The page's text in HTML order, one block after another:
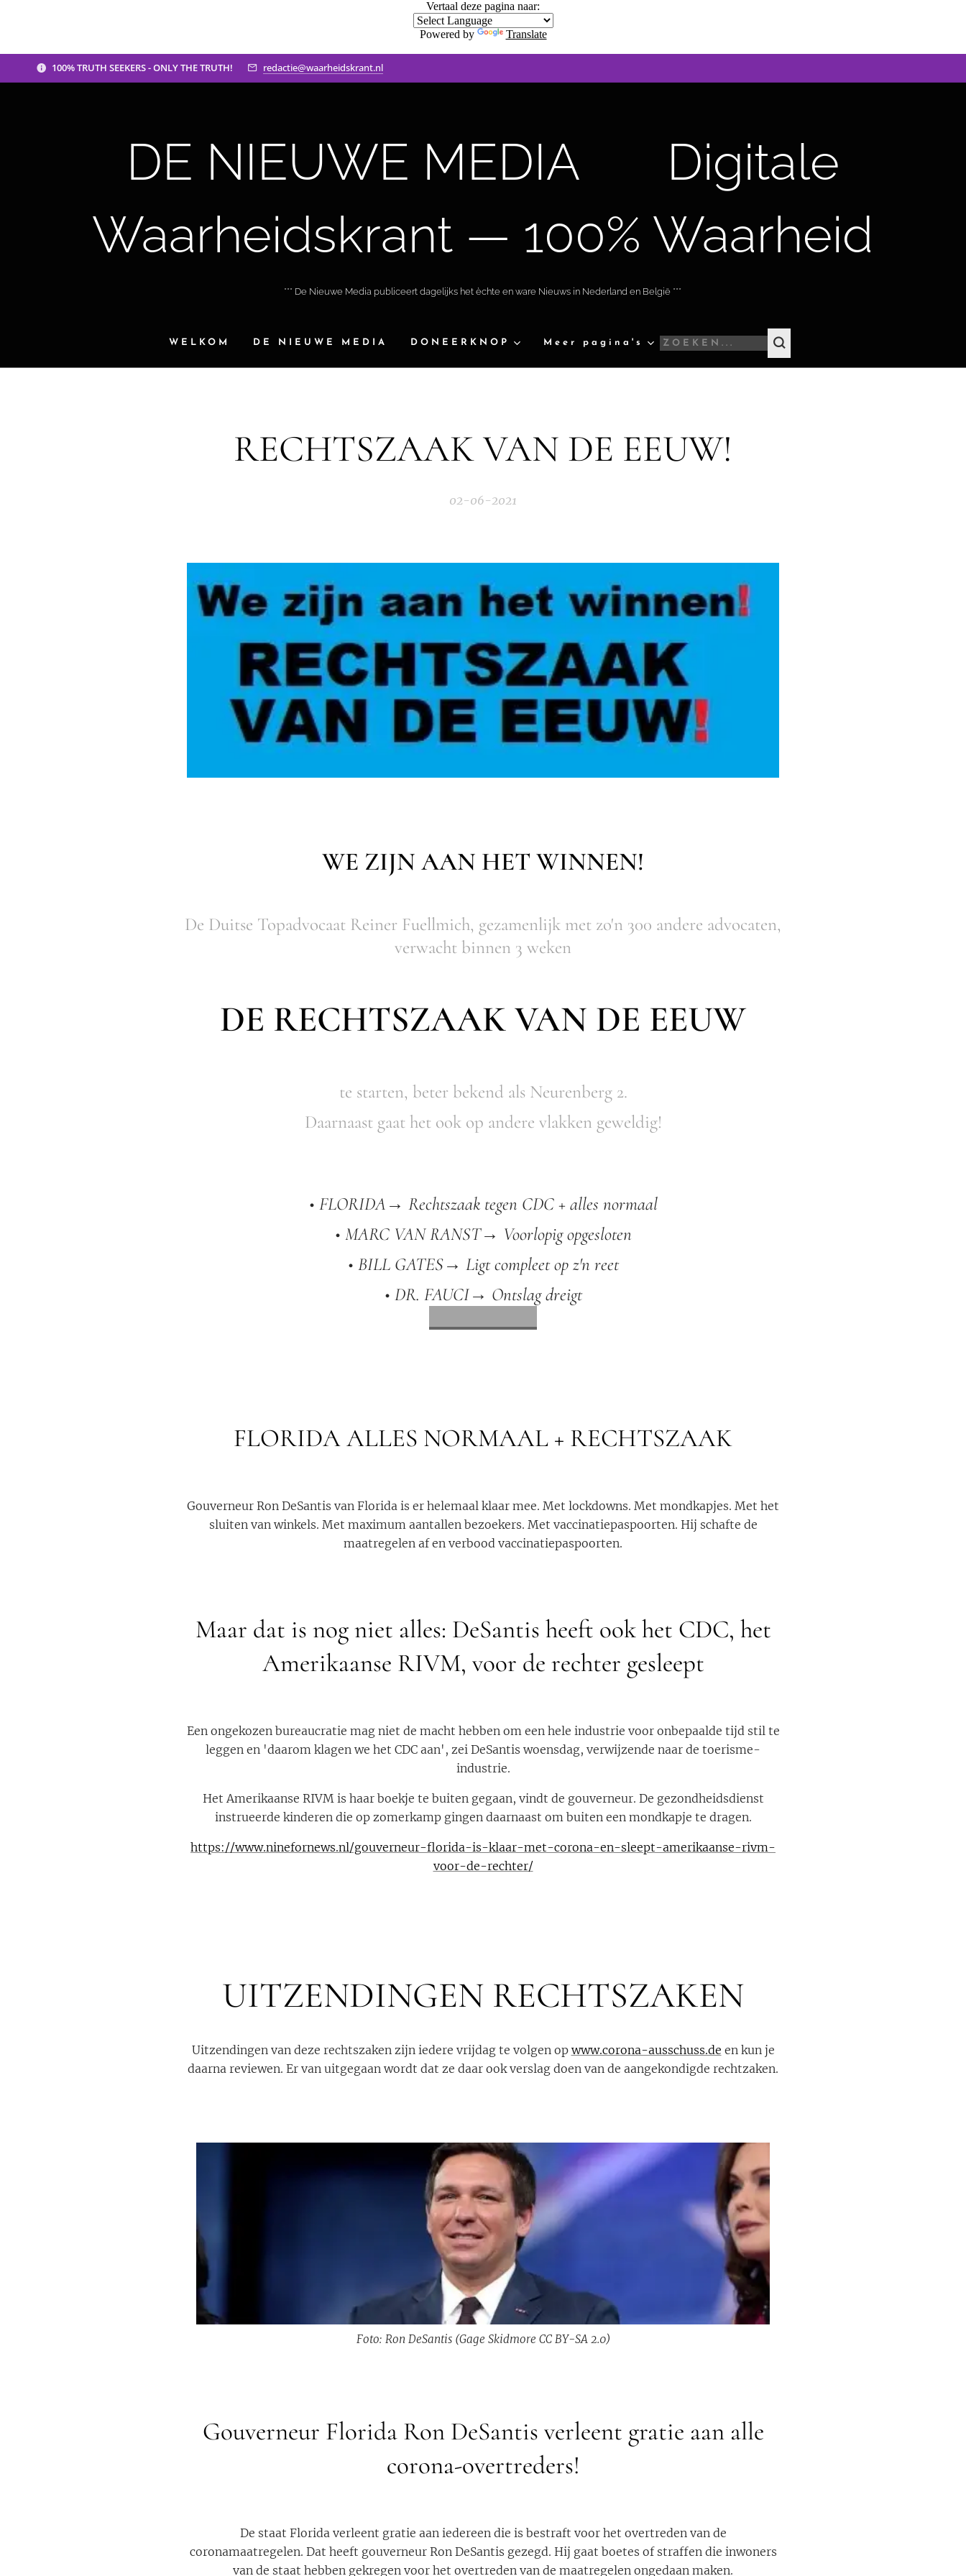
Vertaal deze pagina naar:
Powered by Translate
100% TRUTH SEEKERS - ONLY THE TRUTH! redactie@waarheidskrant.nl
DE NIEUWE MEDIA 🟣 Digitale
Waarheidskrant — 100% Waarheid
*** De Nieuwe Media publiceert dagelijks het èchte en ware Nieuws in Nederland en België ***
WELKOM DE NIEUWE MEDIA DONEERKNOP Meer pagina's
RECHTSZAAK VAN DE EEUW!
02-06-2021
WE ZIJN AAN HET WINNEN!
De Duitse Topadvocaat Reiner Fuellmich, gezamenlijk met zo'n 300 andere advocaten,
verwacht binnen 3 weken
DE RECHTSZAAK VAN DE EEUW
te starten, beter bekend als Neurenberg 2.
Daarnaast gaat het ook op andere vlakken geweldig!
• FLORIDA→ Rechtszaak tegen CDC + alles normaal
• MARC VAN RANST→ Voorlopig opgesloten
• BILL GATES→ Ligt compleet op z'n reet
• DR. FAUCI→ Ontslag dreigt
FLORIDA ALLES NORMAAL + RECHTSZAAK
Gouverneur Ron DeSantis van Florida is er helemaal klaar mee. Met lockdowns. Met mondkapjes. Met het
sluiten van winkels. Met maximum aantallen bezoekers. Met vaccinatiepaspoorten. Hij schafte de
maatregelen af en verbood vaccinatiepaspoorten.
Maar dat is nog niet alles: DeSantis heeft ook het CDC, het
Amerikaanse RIVM, voor de rechter gesleept
Een ongekozen bureaucratie mag niet de macht hebben om een hele industrie voor onbepaalde tijd stil te
leggen en 'daarom klagen we het CDC aan', zei DeSantis woensdag, verwijzende naar de toerisme-
industrie.
Het Amerikaanse RIVM is haar boekje te buiten gegaan, vindt de gouverneur. De gezondheidsdienst
instrueerde kinderen die op zomerkamp gingen daarnaast om buiten een mondkapje te dragen.
https://www.ninefornews.nl/gouverneur-florida-is-klaar-met-corona-en-sleept-amerikaanse-rivm-
voor-de-rechter/
UITZENDINGEN RECHTSZAKEN
Uitzendingen van deze rechtszaken zijn iedere vrijdag te volgen op www.corona-ausschuss.de en kun je
daarna reviewen. Er van uitgegaan wordt dat ze daar ook verslag doen van de aangekondigde rechtzaken.
Foto: Ron DeSantis (Gage Skidmore CC BY-SA 2.0)
Gouverneur Florida Ron DeSantis verleent gratie aan alle
corona-overtreders!
De staat Florida verleent gratie aan iedereen die is bestraft voor het overtreden van de
coronamaatregelen. Dat heeft gouverneur Ron DeSantis gezegd. Hij gaat boetes of straffen die inwoners
van de staat hebben gekregen voor het overtreden van de maatregelen ongedaan maken.